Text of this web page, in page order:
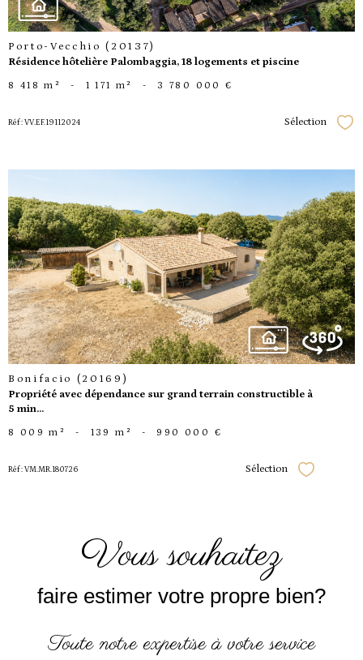
Porto-Vecchio (20137)
Résidence hôtelière Palombaggia, 18 logements et piscine
8 418 m² - 1 171 m² - 3 780 000 €
Réf : VV.EF.19112024 Sélection
voir le
bien
Bonifacio (20169)
Propriété avec dépendance sur grand terrain constructible à
5 min...
8 009 m² - 139 m² - 990 000 €
Réf : VM.MR.180726 Sélection Sélectionner
vous souhaitez
faire estimer votre propre bien?
Toute notre expertise à votre service